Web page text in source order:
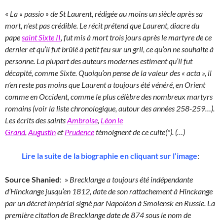
« La « passio » de St Laurent, rédigée au moins un siècle après sa
mort, n’est pas crédible. Le récit prétend que Laurent, diacre du
papesaint Sixte II, fut mis à mort trois jours après le martyre de ce
dernier et qu’il fut brûlé à petit feu sur un gril, ce qu’on ne souhaite à
personne. La plupart des auteurs modernes estiment qu’il fut
décapité, comme Sixte. Quoiqu’on pense de la valeur des « acta », il
n’en reste pas moins que Laurent a toujours été vénéré, en Orient
comme en Occident, comme le plus célèbre des nombreux martyrs
romains (voir la liste chronologique, autour des années 258-259…).
Les écrits des saintsAmbroise, Léon le
Grand, AugustinetPrudencetémoignent de ce culte(*). (…)
Lire la suite de la biographie en cliquant sur l’image:
Source Shanied: » Brecklange a toujours été indépendante
d’Hinckange jusqu’en 1812, date de son rattachement à Hinckange
par un décret impérial signé par Napoléon à Smolensk en Russie. La
première citation de Brecklange date de 874 sous le nom de